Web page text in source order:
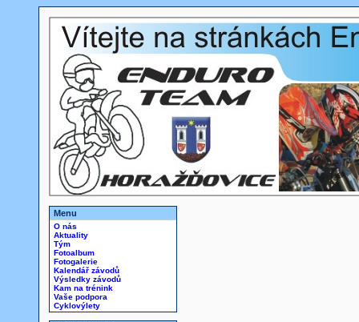
Menu
O nás
Aktuality
Tým
Fotoalbum
Fotogalerie
Kalendář závodů
Výsledky závodů
Kam na trénink
Vaše podpora
Cyklovýlety